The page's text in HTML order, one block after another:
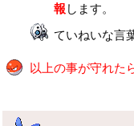
報 します。
ていねいな言
以上の事が守れた